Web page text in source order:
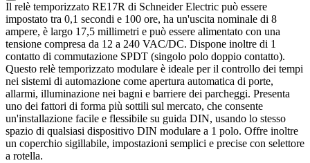
Il relè temporizzato RE17R di Schneider Electric può essere
impostato tra 0,1 secondi e 100 ore, ha un'uscita nominale di 8
ampere, è largo 17,5 millimetri e può essere alimentato con una
tensione compresa da 12 a 240 VAC/DC. Dispone inoltre di 1
contatto di commutazione SPDT (singolo polo doppio contatto).
Questo relè temporizzato modulare è ideale per il controllo dei tempi
nei sistemi di automazione come apertura automatica di porte,
allarmi, illuminazione nei bagni e barriere dei parcheggi. Presenta
uno dei fattori di forma più sottili sul mercato, che consente
un'installazione facile e flessibile su guida DIN, usando lo stesso
spazio di qualsiasi dispositivo DIN modulare a 1 polo. Offre inoltre
un coperchio sigillabile, impostazioni semplici e precise con selettore
a rotella.